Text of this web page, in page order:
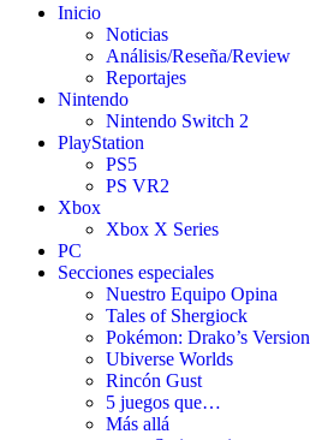
Inicio
Noticias
Análisis/Reseña/Review
Reportajes
Nintendo
Nintendo Switch 2
PlayStation
PS5
PS VR2
Xbox
Xbox X Series
PC
Secciones especiales
Nuestro Equipo Opina
Tales of Shergiock
Pokémon: Drako’s Version
Ubiverse Worlds
Rincón Gust
5 juegos que…
Más allá